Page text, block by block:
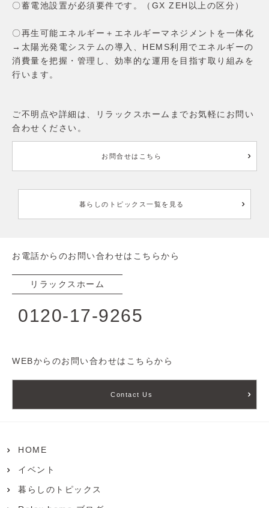
〇蓄電池設置が必須要件です。（GX ZEH以上の区分）
〇再生可能エネルギー＋エネルギーマネジメントを一体化
→太陽光発電システムの導入、HEMS利用でエネルギーの
消費量を把握・管理し、効率的な運用を目指す取り組みを
行います。
ご不明点や詳細は、リラックスホームまでお気軽にお問い
合わせください。
お問合せはこちら
暮らしのトピックス一覧を見る
お電話からのお問い合わせはこちらから
リラックスホーム
0120-17-9265
WEBからのお問い合わせはこちらから
Contact Us
HOME
イベント
暮らしのトピックス